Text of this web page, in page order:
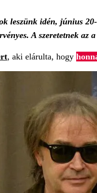
leszünk idén, június
A szeretetnek
, aki elárulta, hogy